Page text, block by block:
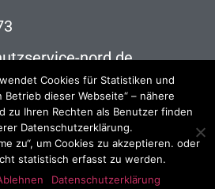
nord.de
Impressum Datenschutzerklärung
Cookies für Statistiken und
dieser Webseite“ – nähere
zu Ihren Rechten als Benutzer finden
Datenschutzerklärung.
zu“, um Cookies zu akzeptieren. oder
statistisch erfasst zu werden.
Datenschutzerklärung